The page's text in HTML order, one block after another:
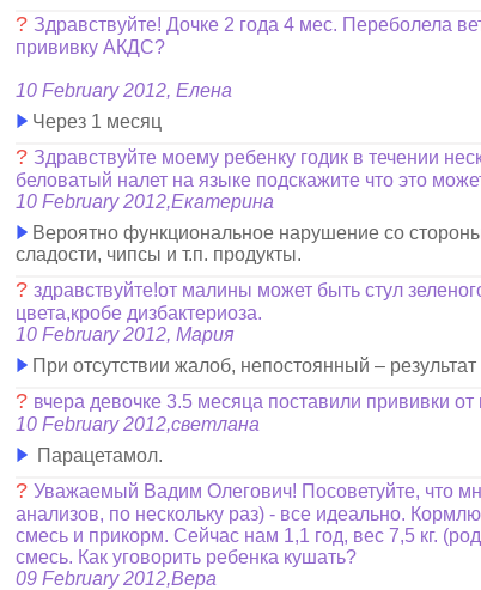
? Здравствуйте! Дочке 2 года 4 мес. Переболела
прививку АКДС?
10 February 2012, Елена
Через 1 месяц
? Здравствуйте моему ребенку годик в течении
беловатый налет на языке подскажите что это
10 February 2012,Екатерина
Вероятно функциональное нарушение со
сладости, чипсы и т.п. продукты.
?здравствуйте!от малины может быть стул
цвета,кробе дизбактериоза.
10 February 2012, Мария
При отсутствии жалоб, непостоянный – результат
? вчера девочке 3.5 месяца поставили прививки
10 February 2012,светлана
Парацетамол.
?Уважаемый Вадим Олегович! Посоветуйте, что
анализов, по нескольку раз) - все идеально.
смесь и прикорм. Сейчас нам 1,1 год, вес 7,5 кг.
смесь. Как уговорить ребенка кушать?
09 February 2012,Вера